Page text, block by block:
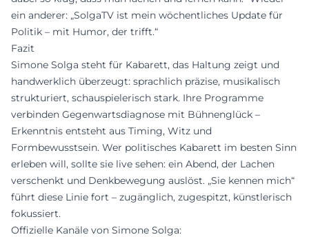
ein anderer: „SolgaTV ist mein wöchentliches Update für
Politik – mit Humor, der trifft.“
Fazit
Simone Solga steht für Kabarett, das Haltung zeigt und
handwerklich überzeugt: sprachlich präzise, musikalisch
strukturiert, schauspielerisch stark. Ihre Programme
verbinden Gegenwartsdiagnose mit Bühnenglück –
Erkenntnis entsteht aus Timing, Witz und
Formbewusstsein. Wer politisches Kabarett im besten Sinn
erleben will, sollte sie live sehen: ein Abend, der Lachen
verschenkt und Denkbewegung auslöst. „Sie kennen mich“
führt diese Linie fort – zugänglich, zugespitzt, künstlerisch
fokussiert.
Offizielle Kanäle von Simone Solga: